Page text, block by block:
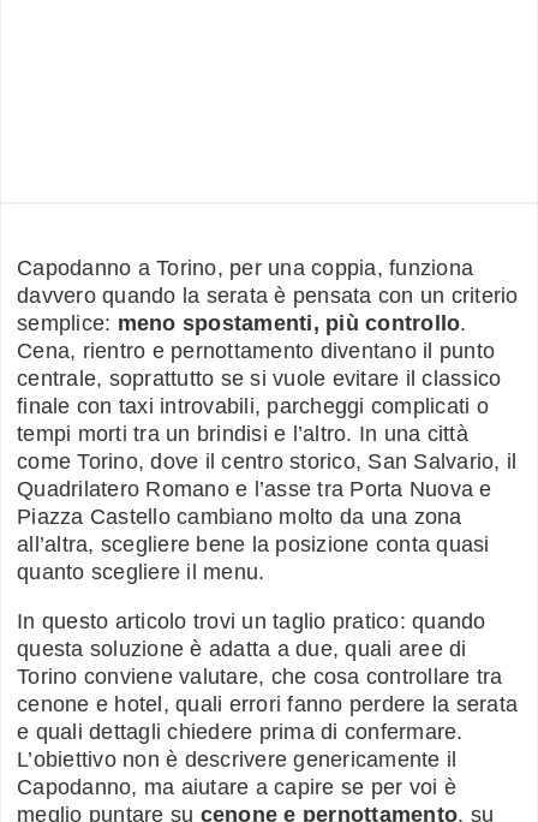
Capodanno a Torino, per una coppia, funziona
davvero quando la serata è pensata con un criterio
semplice: meno spostamenti, più controllo.
Cena, rientro e pernottamento diventano il punto
centrale, soprattutto se si vuole evitare il classico
finale con taxi introvabili, parcheggi complicati o
tempi morti tra un brindisi e l’altro. In una città
come Torino, dove il centro storico, San Salvario, il
Quadrilatero Romano e l’asse tra Porta Nuova e
Piazza Castello cambiano molto da una zona
all’altra, scegliere bene la posizione conta quasi
quanto scegliere il menu.
In questo articolo trovi un taglio pratico: quando
questa soluzione è adatta a due, quali aree di
Torino conviene valutare, che cosa controllare tra
cenone e hotel, quali errori fanno perdere la serata
e quali dettagli chiedere prima di confermare.
L’obiettivo non è descrivere genericamente il
Capodanno, ma aiutare a capire se per voi è
meglio puntare su cenone e pernottamento, su